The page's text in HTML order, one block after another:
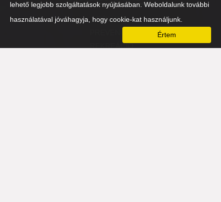
RÓLUNK
REKREÁCIÓ
lehető legjobb szolgáltatások nyújtásában. Weboldalunk további
használatával jóváhagyja, hogy cookie-kat használjunk.
Értem